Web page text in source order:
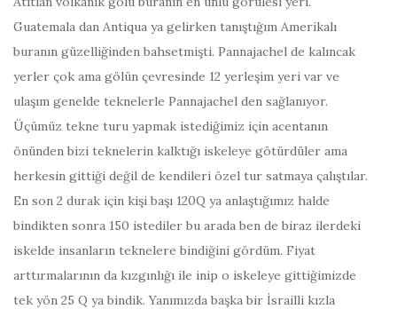
Guatemala dan Antiqua ya gelirken tanıştığım Amerikalı
buranın güzelliğinden bahsetmişti. Pannajachel de kalıncak
yerler çok ama gölün çevresinde 12 yerleşim yeri var ve
ulaşım genelde teknelerle Pannajachel den sağlanıyor.
Üçümüz tekne turu yapmak istediğimiz için acentanın
önünden bizi teknelerin kalktığı iskeleye götürdüler ama
herkesin gittiği değil de kendileri özel tur satmaya çalıştılar.
En son 2 durak için kişi başı 120Q ya anlaştığımız halde
bindikten sonra 150 istediler bu arada ben de biraz ilerdeki
iskelde insanların teknelere bindiğini gördüm. Fiyat
arttırmalarının da kızgınlığı ile inip o iskeleye gittiğimizde
tek yön 25 Q ya bindik. Yanımızda başka bir İsrailli kızla